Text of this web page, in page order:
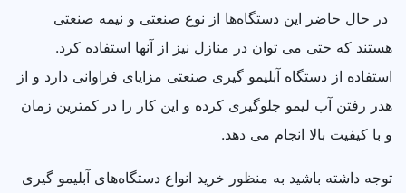
در حال حاضر این دستگاه‌ها از نوع صنعتی و نیمه صنعتی
هستند که حتی می‌ توان در منازل نیز از آنها استفاده کرد.
استفاده از دستگاه آبلیمو گیری صنعتی مزایای فراوانی دارد و از
هدر رفتن آب لیمو جلوگیری کرده و این کار را در کمترین زمان
و با کیفیت بالا انجام می‌ دهد.
توجه داشته باشید به منظور خرید انواع دستگاه‌های آبلیمو گیری